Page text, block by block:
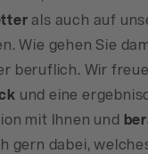
als auch auf
Wie gehen Sie
beruflich. Wir
und eine
mit Ihnen und
gern dabei,